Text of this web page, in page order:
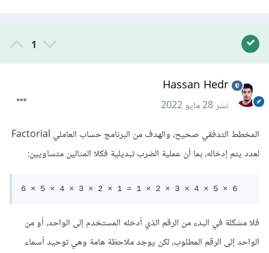
1
Hassan Hedr
نشر28 مايو 2022
المخطط التدفقي صحيح، والهدف من البرنامج حساب العاملي Factorial
لعدد يتم إدخاله، بما أن عملية الضرب تبديلية فكلا المثالين متساويين:
6 × 5 × 4 × 3 × 2 × 1 = 1 × 2 × 3 × 4 × 5 × 6
فلا مشكلة في البدء من الرقم الذي أدخله المستخدم إلى الواحد، أو من
الواحد إلى الرقم المطلوب، لكن يوجد ملاحظة هامة وهي توحيد أسماء